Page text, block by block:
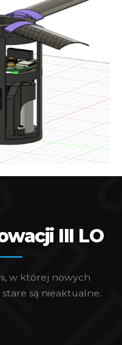
III LO
w której nowych
stare są nieaktualne.